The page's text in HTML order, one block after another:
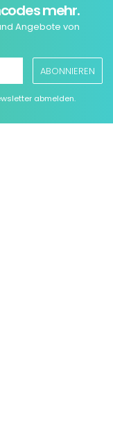
mehr.
Angebote von
ABONNIEREN
abmelden.